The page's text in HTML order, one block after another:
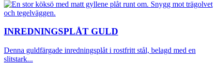
INREDNINGSPLÅT GULD
Denna guldfärgade inredningsplåt i rostfritt stål, belagd med en
slitstark...